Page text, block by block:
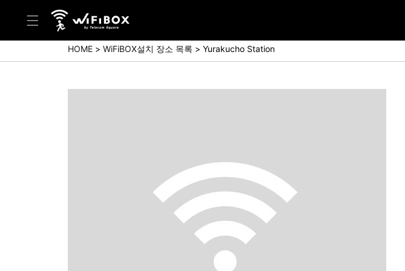
도움말/문의
고객 센터 (Japanese)
HOME WiFiBOX설치 장소 목록 Yurakucho Station